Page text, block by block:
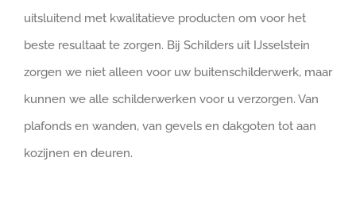
uitsluitend met kwalitatieve producten om voor het
beste resultaat te zorgen. Bij Schilders uit IJsselstein
zorgen we niet alleen voor uw buitenschilderwerk, maar
kunnen we alle schilderwerken voor u verzorgen. Van
plafonds en wanden, van gevels en dakgoten tot aan
kozijnen en deuren.